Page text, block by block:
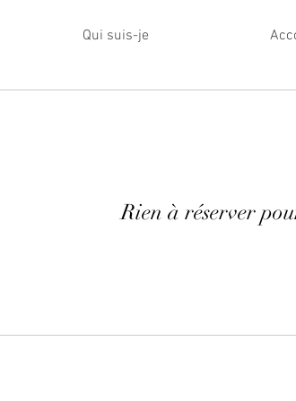
Qui suis-je
Rien à réserver